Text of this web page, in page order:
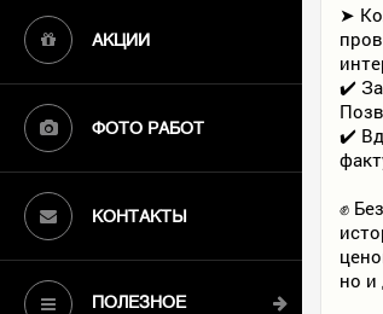
АКЦИИ
ФОТО РАБОТ
КОНТАКТЫ
ПОЛЕЗНОЕ
➤
✔️
✔️
✊
но и